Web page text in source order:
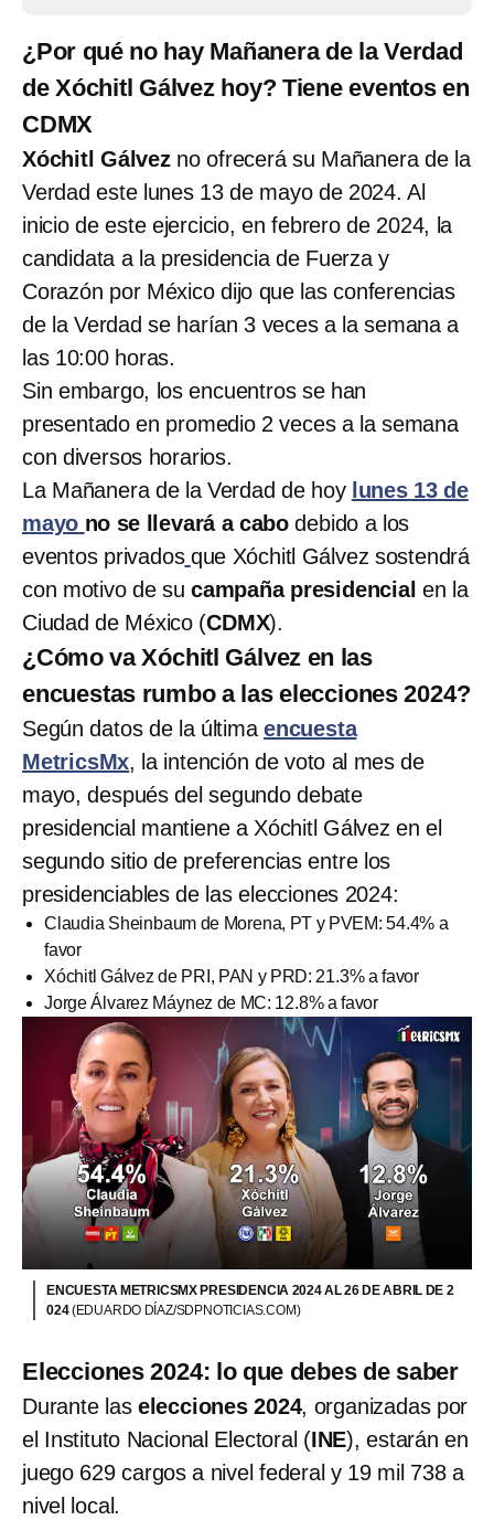
¿Por qué no hay Mañanera de la Verdad
de Xóchitl Gálvez hoy? Tiene eventos en
CDMX
Xóchitl Gálvezno ofrecerá su Mañanera de la
Verdad este lunes 13 de mayo de 2024. Al
inicio de este ejercicio, en febrero de 2024, la
candidata a la presidencia de Fuerza y
Corazón por México dijo que las conferencias
de la Verdad se harían 3 veces a la semana a
las 10:00 horas.
Sin embargo, los encuentros se han
presentado en promedio 2 veces a la semana
con diversos horarios.
La Mañanera de la Verdad de hoy lunes 13 de
mayo no se llevará a cabo debido a los
eventos privados que Xóchitl Gálvez sostendrá
con motivo de su campaña presidencial en la
Ciudad de México (CDMX).
¿Cómo va Xóchitl Gálvez en las
encuestas rumbo a las elecciones 2024?
Según datos de la última encuesta
MetricsMx, la intención de voto al mes de
mayo, después del segundo debate
presidencial mantiene a Xóchitl Gálvez en el
segundo sitio de preferencias entre los
presidenciables de las elecciones 2024:
Claudia Sheinbaum de Morena, PT y PVEM: 54.4% a
favor
Xóchitl Gálvez de PRI, PAN y PRD: 21.3% a favor
Jorge Álvarez Máynez de MC: 12.8% a favor
ENCUESTA METRICSMX PRESIDENCIA 2024 AL 26 DE ABRIL DE 2
024(EDUARDO DÍAZ/SDPNOTICIAS.COM)
Elecciones 2024: lo que debes de saber
Durante las elecciones 2024, organizadas por
el Instituto Nacional Electoral (INE), estarán en
juego 629 cargos a nivel federal y 19 mil 738 a
nivel local.